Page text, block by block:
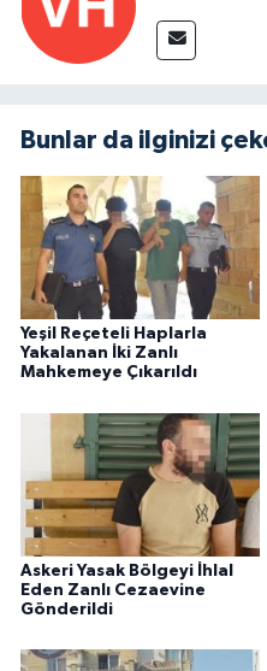
Bunlar da ilginizi
Yeşil Reçeteli Haplarla
Yakalanan İki Zanlı
Mahkemeye Çıkarıldı
Askeri Yasak Bölgeyi İhlal
Eden Zanlı Cezaevine
Gönderildi